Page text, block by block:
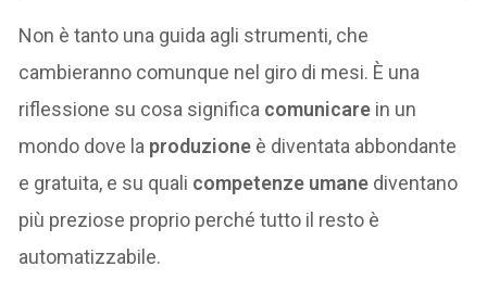
Non è tanto una guida agli strumenti, che
cambieranno comunque nel giro di mesi. È una
riflessione su cosa significa comunicare in un
mondo dove la produzione è diventata abbondante
e gratuita, e su quali competenze umane diventano
più preziose proprio perché tutto il resto è
automatizzabile.